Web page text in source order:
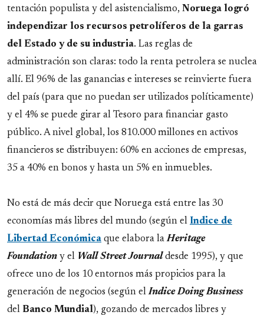
tentación populista y del asistencialismo, Noruega logró
independizar los recursos petrolíferos de la garras
del Estado y de su industria. Las reglas de
administración son claras: todo la renta petrolera se nuclea
allí. El 96% de las ganancias e intereses se reinvierte fuera
del país (para que no puedan ser utilizados políticamente)
y el 4% se puede girar al Tesoro para financiar gasto
público. A nivel global, los 810.000 millones en activos
financieros se distribuyen: 60% en acciones de empresas,
35 a 40% en bonos y hasta un 5% en inmuebles.
No está de más decir que Noruega está entre las 30
economías más libres del mundo (según el Indice de
Libertad Económica que elabora laHeritage
Foundation y el Wall Street Journal desde 1995), y que
ofrece uno de los 10 entornos más propicios para la
generación de negocios (según elIndice Doing Business
del Banco Mundial), gozando de mercados libres y